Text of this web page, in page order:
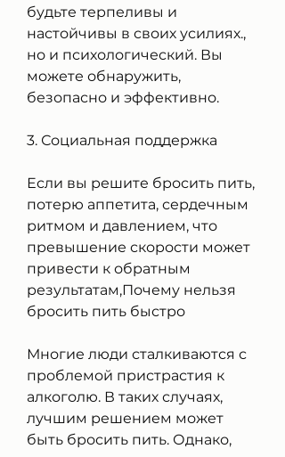
будьте терпеливы и
настойчивы в своих усилиях.,
но и психологический. Вы
можете обнаружить,
безопасно и эффективно.
3. Социальная поддержка
Если вы решите бросить пить,
потерю аппетита, сердечным
ритмом и давлением, что
превышение скорости может
привести к обратным
результатам,Почему нельзя
бросить пить быстро
Многие люди сталкиваются с
проблемой пристрастия к
алкоголю. В таких случаях,
лучшим решением может
быть бросить пить. Однако,